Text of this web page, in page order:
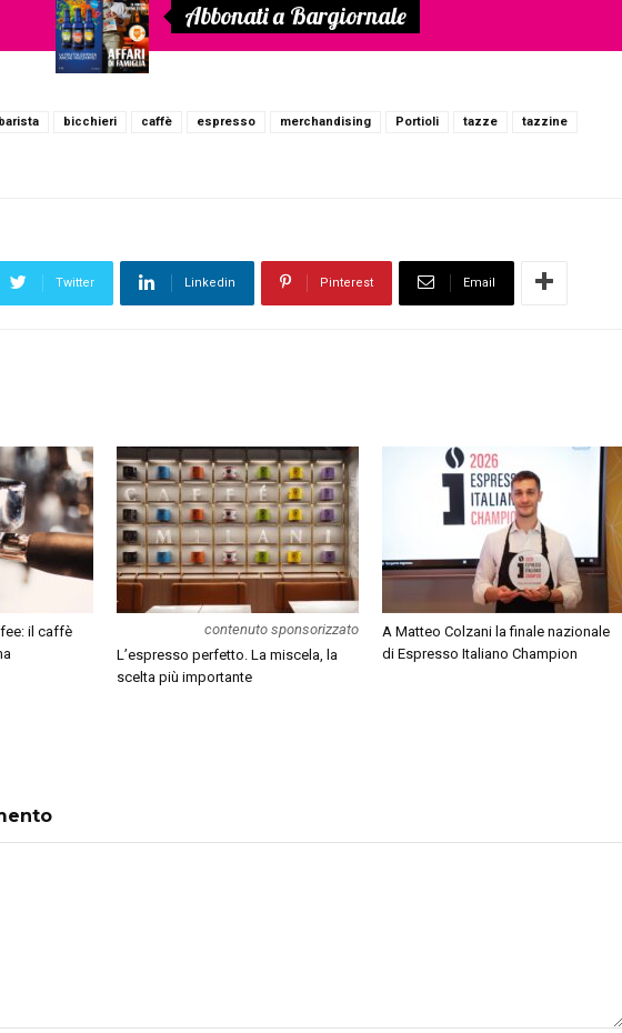
Abbonati a Bargiornale
bicchieri caffè espresso merchandising Portioli tazze
tazzine
Twitter Linkedin Pinterest Email
il caffè
contenuto sponsorizzato
L’espresso perfetto. La miscela, la
scelta più importante
A Matteo Colzani la finale nazionale
di Espresso Italiano Champion